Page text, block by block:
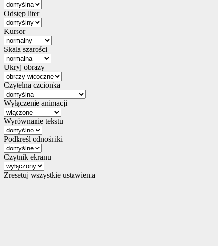
Odstęp liter
Kursor
Skala szarości
Ukryj obrazy
Czytelna czcionka
Wyłączenie animacji
Wyrównanie tekstu
Podkreśl odnośniki
Czytnik ekranu
Zresetuj wszystkie ustawienia